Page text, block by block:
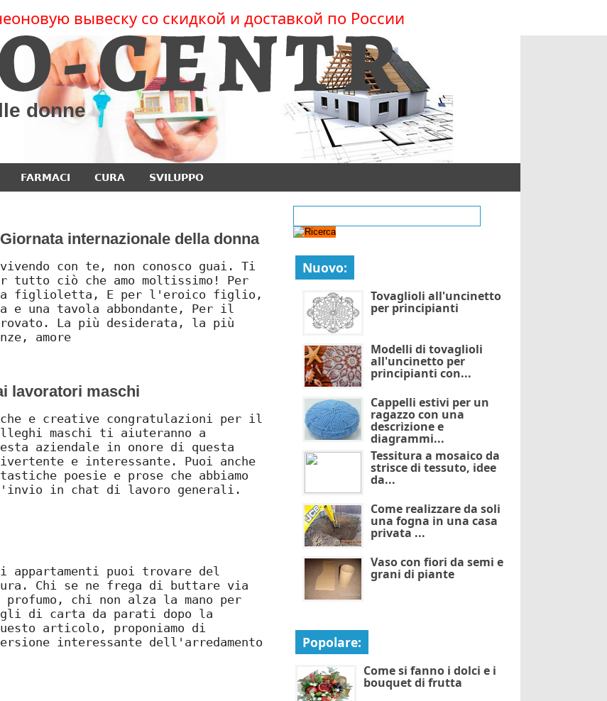
вывеску со скидкой и доставкой по России
donne
FARMACI CURA SVILUPPO
internazionale della donna
con te, non conosco guai. Ti
tutto ciò che amo moltissimo! Per
figlioletta, E per l'eroico figlio,
e una tavola abbondante, Per il
La più desiderata, la più
amore
lavoratori maschi
e creative congratulazioni per il
maschi ti aiuteranno a
aziendale in onore di questa
e interessante. Puoi anche
poesie e prose che abbiamo
in chat di lavoro generali.
puoi trovare del
Chi se ne frega di buttare via
chi non alza la mano per
di carta da parati dopo la
articolo, proponiamo di
interessante dell'arredamento
Nuovo:
Tovaglioli all'uncinetto
per principianti
Modelli di tovaglioli
all'uncinetto per
principianti con...
Cappelli estivi per un
ragazzo con una
descrizione e
diagrammi...
Tessitura a mosaico da
strisce di tessuto, idee
da...
Come realizzare da soli
una fogna in una casa
privata ...
Vaso con fiori da semi e
grani di piante
Popolare:
Come si fanno i dolci e i
bouquet di frutta